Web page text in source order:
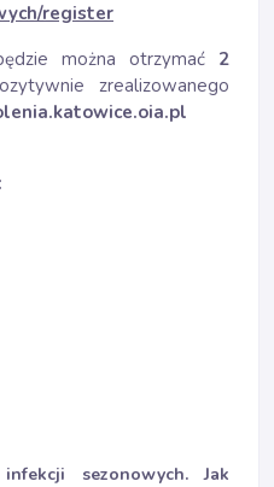
register
można otrzymać 2
zrealizowanego
sezonowych. Jak